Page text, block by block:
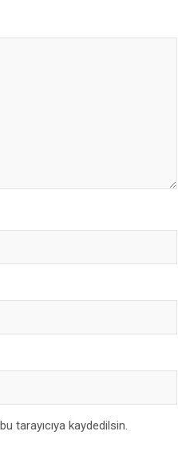
tarayıcıya kaydedilsin.